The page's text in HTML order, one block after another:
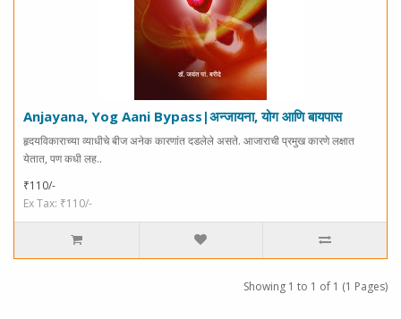
Anjayana, Yog Aani Bypass|अन्जायना, योग आणि बायपास
हृदयविकाराच्या व्याधीचे बीज अनेक कारणांत दडलेले असते. आजाराची प्रमुख कारणे लक्षात
येतात, पण कधी लह..
₹110/-
Ex Tax: ₹110/-
Showing 1 to 1 of 1 (1 Pages)